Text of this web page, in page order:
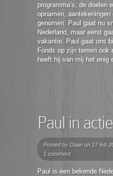
programma’s, de doelen
opnamen,
genomen. Paul gaat nu
Nederland, maar eerst
vakantie. Paul gaat ons
Fonds op zijn terrein ook
heeft hij van mij het enig
Paul in
Posted by Daan on 17 feb
1 comment
Paul is een bekende